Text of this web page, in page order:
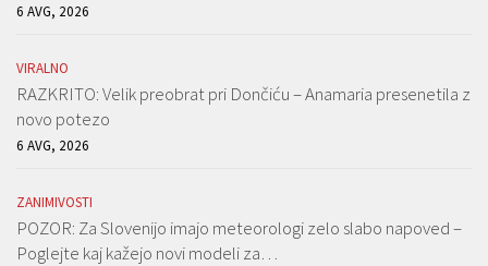
6 AVG, 2026
VIRALNO
RAZKRITO: Velik preobrat pri Dončiću – Anamaria presenetila z
novo potezo
6 AVG, 2026
ZANIMIVOSTI
POZOR: Za Slovenijo imajo meteorologi zelo slabo napoved –
Poglejte kaj kažejo novi modeli za…